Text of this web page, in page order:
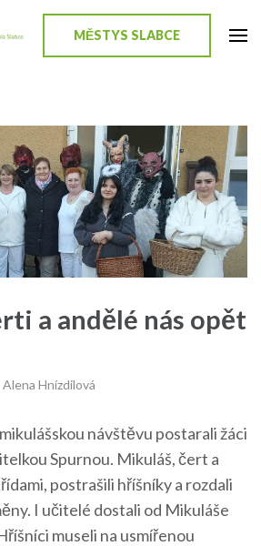
MĚSTYS SLABCE
a andělé nás opět
Alena Hnízdilová
návštěvu postarali žáci
Spurnou. Mikuláš, čert a
postrašili hříšníky a rozdali
I učitelé dostali od Mikuláše
museli na usmířenou